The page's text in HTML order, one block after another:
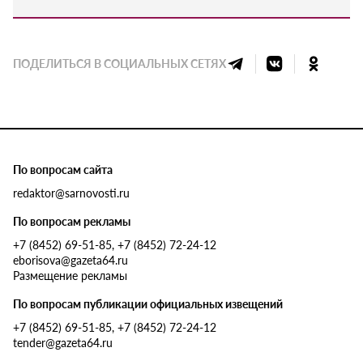
ПОДЕЛИТЬСЯ В СОЦИАЛЬНЫХ СЕТЯХ
По вопросам сайта
redaktor@sarnovosti.ru
По вопросам рекламы
+7 (8452) 69-51-85, +7 (8452) 72-24-12
eborisova@gazeta64.ru
Размещение рекламы
По вопросам публикации официальных извещений
+7 (8452) 69-51-85, +7 (8452) 72-24-12
tender@gazeta64.ru